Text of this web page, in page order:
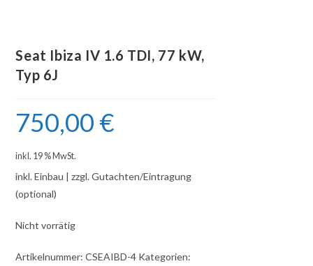
Seat Ibiza IV 1.6 TDI, 77 kW,
Typ 6J
750,00 €
inkl. 19 % MwSt.
inkl. Einbau | zzgl. Gutachten/Eintragung
(optional)
Nicht vorrätig
Artikelnummer:CSEAIBD-4 Kategorien: